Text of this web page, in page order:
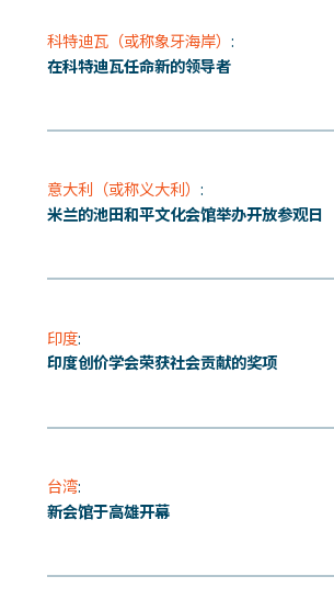
科特迪瓦（或称象牙海岸） :
在科特迪瓦任命新的领导者
意大利（或称义大利） :
米兰的池田和平文化会馆举办开放参观日
印度:
印度创价学会荣获社会贡献的奖项
台湾:
新会馆于高雄开幕